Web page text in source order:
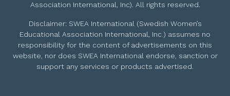
Association International, Inc). All rights reserved.
Disclaimer: SWEA International (Swedish Women’s
Educational Association International, Inc.) assumes no
responsibility for the content of advertisements on this
website, nor does SWEA International endorse, sanction or
support any services or products advertised.